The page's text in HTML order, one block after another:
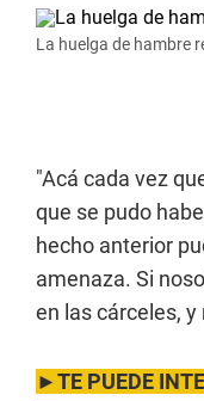
La huelga de hambre
"Acá cada vez
que se pudo
hecho anterior
amenaza. Si
en las cárceles,
►TE PUEDE